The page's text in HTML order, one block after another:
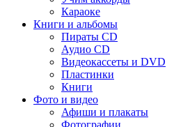
Караоке
Книги и альбомы
Пираты CD
Аудио CD
Видеокассеты и DVD
Пластинки
Книги
Фото и видео
Афиши и плакаты
Фотографии